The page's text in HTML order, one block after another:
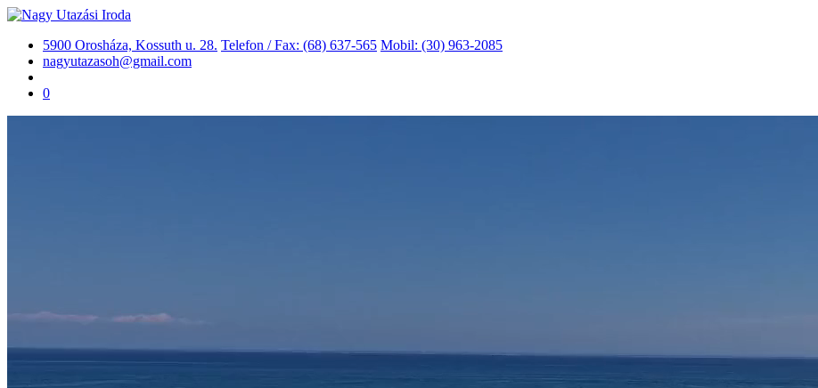
5900 Orosháza, Kossuth u. 28. Telefon / Fax: (68) 637-565 Mobil: (30) 963-2085
nagyutazasoh@gmail.com
0